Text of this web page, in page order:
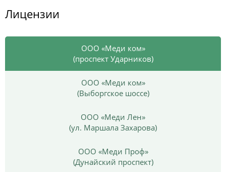
Лицензии
ООО «Меди ком»
(проспект Ударников)
ООО «Меди ком»
(Выборгское шоссе)
ООО «Меди Лен»
(ул. Маршала Захарова)
ООО «Меди Проф»
(Дунайский проспект)